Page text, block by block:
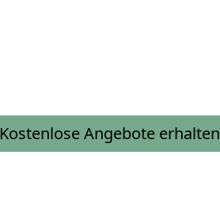
Kostenlose Angebote erhalten